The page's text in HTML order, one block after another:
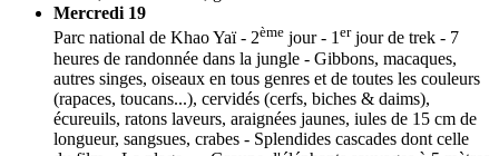
Mercredi 19
Parc national de Khao Yaï - 2ème jour - 1erjour de trek - 7
heures de randonnée dans la jungle - Gibbons, macaques,
autres singes, oiseaux en tous genres et de toutes les couleurs
(rapaces, toucans...), cervidés (cerfs, biches & daims),
écureuils, ratons laveurs, araignées jaunes, iules de 15 cm de
longueur, sangsues, crabes - Splendides cascades dont celle